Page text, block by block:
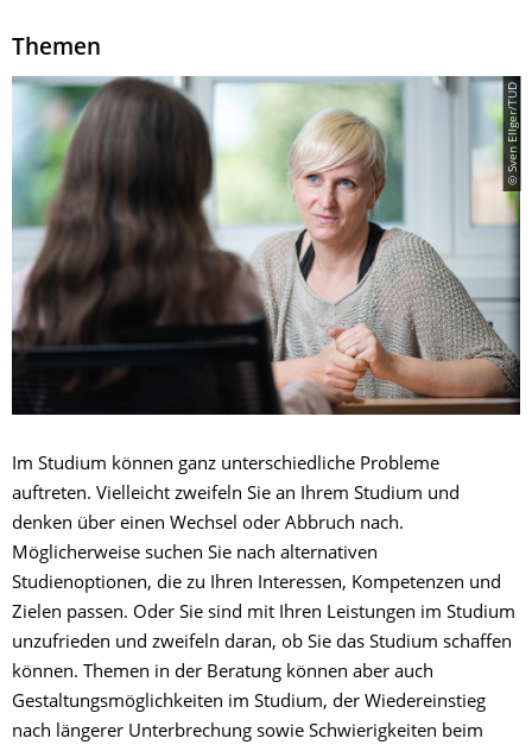
Themen
© Sven Ellger/TUD
Im Studium können ganz unterschiedliche Probleme
auftreten. Vielleicht zweifeln Sie an Ihrem Studium und
denken über einen Wechsel oder Abbruch nach.
Möglicherweise suchen Sie nach alternativen
Studienoptionen, die zu Ihren Interessen, Kompetenzen und
Zielen passen. Oder Sie sind mit Ihren Leistungen im Studium
unzufrieden und zweifeln daran, ob Sie das Studium schaffen
können. Themen in der Beratung können aber auch
Gestaltungsmöglichkeiten im Studium, der Wiedereinstieg
nach längerer Unterbrechung sowie Schwierigkeiten beim